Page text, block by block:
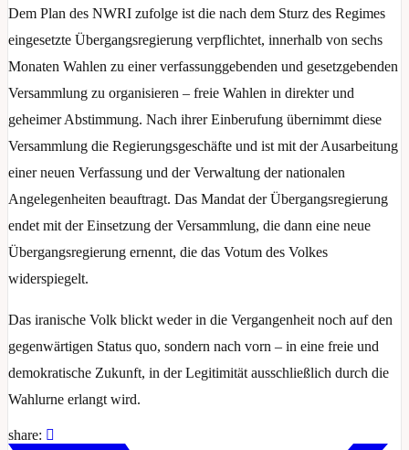
Dem Plan des NWRI zufolge ist die nach dem Sturz des Regimes
eingesetzte Übergangsregierung verpflichtet, innerhalb von sechs
Monaten Wahlen zu einer verfassunggebenden und gesetzgebenden
Versammlung zu organisieren – freie Wahlen in direkter und
geheimer Abstimmung. Nach ihrer Einberufung übernimmt diese
Versammlung die Regierungsgeschäfte und ist mit der Ausarbeitung
einer neuen Verfassung und der Verwaltung der nationalen
Angelegenheiten beauftragt. Das Mandat der Übergangsregierung
endet mit der Einsetzung der Versammlung, die dann eine neue
Übergangsregierung ernennt, die das Votum des Volkes
widerspiegelt.
Das iranische Volk blickt weder in die Vergangenheit noch auf den
gegenwärtigen Status quo, sondern nach vorn – in eine freie und
demokratische Zukunft, in der Legitimität ausschließlich durch die
Wahlurne erlangt wird.
share: